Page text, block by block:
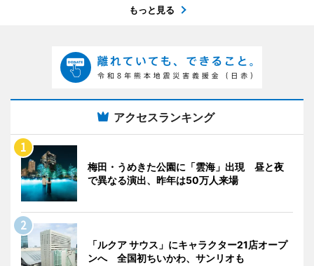
もっと見る
アクセスランキング
梅田・うめきた公園に「雲海」出現 昼と夜
で異なる演出、昨年は50万人来場
「ルクア サウス」にキャラクター21店オープ
ンへ 全国初ちいかわ、サンリオも